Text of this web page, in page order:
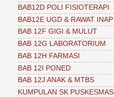
BAB12D POLI FISIOTERAPI
BAB12E UGD & RAWAT INAP
BAB 12F GIGI & MULUT
BAB 12G LABORATORIUM
BAB 12H FARMASI
BAB 12I PONED
BAB 12J ANAK & MTBS
KUMPULAN SK PUSKESMAS